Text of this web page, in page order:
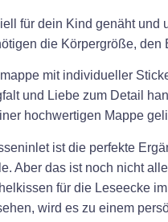
für dein Kind genäht
die Körpergröße,
mit individueller
und Liebe zum Detail
hochwertigen Mappe
ist die perfekte
Aber das ist noch nicht
für die Leseecke
wird es zu einem